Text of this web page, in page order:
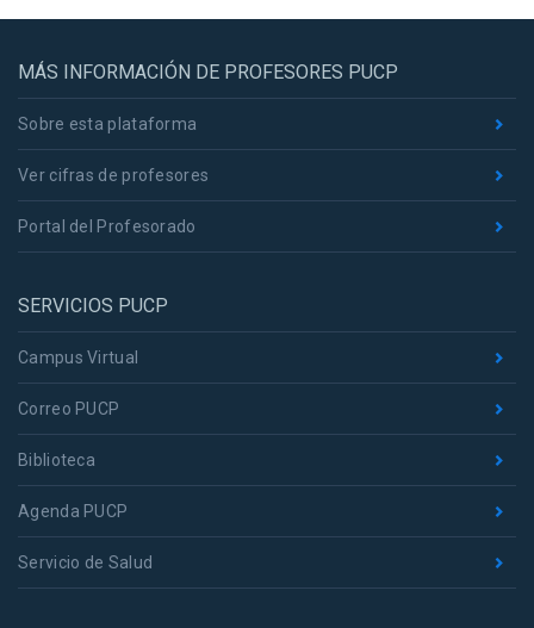
MÁS INFORMACIÓN DE PROFESORES PUCP
Sobre esta plataforma
Ver cifras de profesores
Portal del Profesorado
SERVICIOS PUCP
Campus Virtual
Correo PUCP
Biblioteca
Agenda PUCP
Servicio de Salud